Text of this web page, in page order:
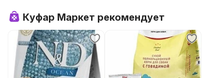
Куфар Маркет рекомендует